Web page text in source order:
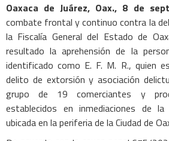
Oaxaca de Juárez, Oax., 8 de
combate frontal y continuo contra la
la Fiscalía General del Estado de
resultado la aprehensión de la
identificado como E. F. M. R., quien
delito de extorsión y asociación
grupo de 19 comerciantes y
establecidos en inmediaciones de
ubicada en la periferia de la Ciudad de